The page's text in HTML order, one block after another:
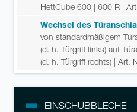
HettCube 600 | 600 R |
Wechsel des
von standardmäßigem
(d. h. Türgriff links) auf
(d. h. Türgriff rechts) | Art.
EINSCHUBBLECHE